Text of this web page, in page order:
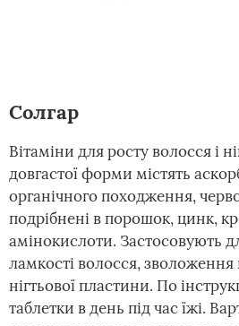
Солгар
Вітаміни для росту волосся і
довгастої форми містять
органічного походження,
подрібнені в порошок, цинк,
амінокислоти. Застосовують
ламкості волосся,
нігтьової пластини. По
таблетки в день під час їжі.